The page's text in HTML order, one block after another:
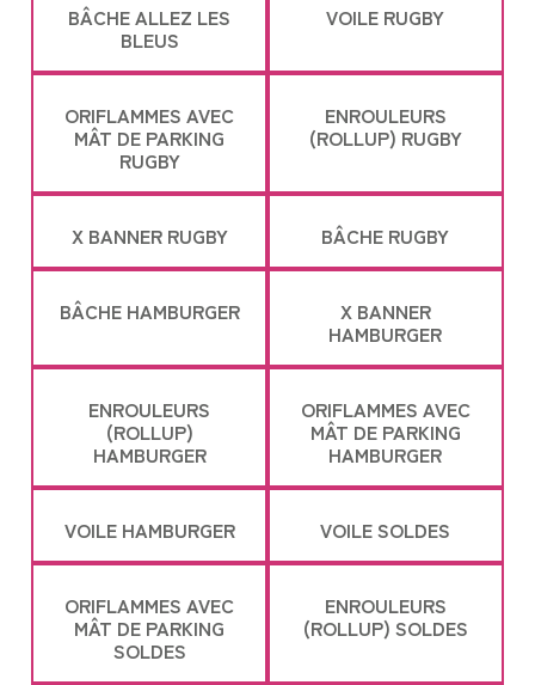
BÂCHE ALLEZ LES
BLEUS
VOILE RUGBY
ORIFLAMMES AVEC
MÂT DE PARKING
RUGBY
ENROULEURS
(ROLLUP) RUGBY
X BANNER RUGBY BÂCHE RUGBY
BÂCHE HAMBURGER X BANNER
HAMBURGER
ENROULEURS
(ROLLUP)
HAMBURGER
ORIFLAMMES AVEC
MÂT DE PARKING
HAMBURGER
VOILE HAMBURGER VOILE SOLDES
ORIFLAMMES AVEC
MÂT DE PARKING
SOLDES
ENROULEURS
(ROLLUP) SOLDES